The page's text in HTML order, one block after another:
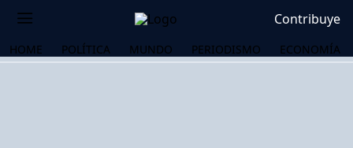
Contribuye
HOME POLÍTICA MUNDO PERIODISMO ECONOMÍA